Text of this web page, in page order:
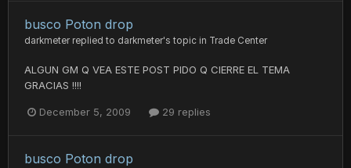
busco Poton drop
darkmeter replied to darkmeter's topic in Trade Center
ALGUN GM Q VEA ESTE POST PIDO Q CIERRE EL TEMA
GRACIAS !!!!
December 5, 2009 29 replies
busco Poton drop